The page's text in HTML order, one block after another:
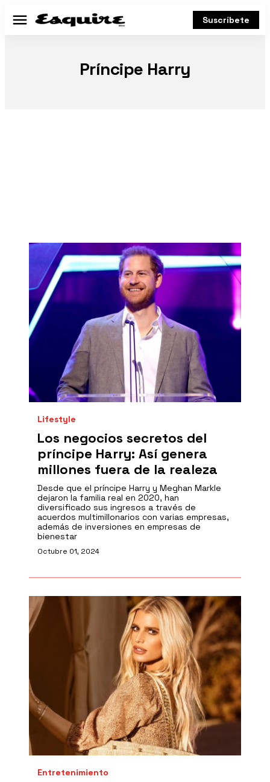
Menú Suscríbete
Príncipe Harry
Lifestyle
Los negocios secretos del
príncipe Harry: Así genera
millones fuera de la realeza
Desde que el príncipe Harry y Meghan Markle
dejaron la familia real en 2020, han
diversificado sus ingresos a través de
acuerdos multimillonarios con varias empresas,
además de inversiones en empresas de
bienestar
Octubre 01, 2024
Entretenimiento